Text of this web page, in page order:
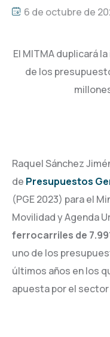
6 de octubre de
El MITMA duplicará
de los
Raquel Sánchez
de Presupuestos
(PGE 2023) para el
Movilidad y Agenda
ferrocarriles de
uno de los
últimos años en los
apuesta por el